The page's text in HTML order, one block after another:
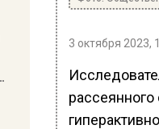
3 октября 2023,